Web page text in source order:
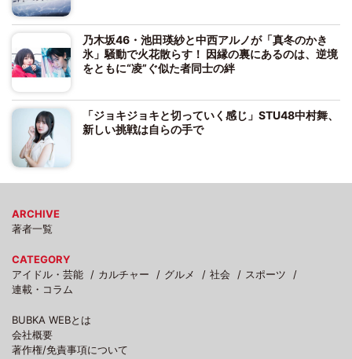
乃木坂46・池田瑛紗と中西アルノが「真冬のかき
氷」騒動で火花散らす！ 因縁の裏にあるのは、逆境
をともに“凌”ぐ似た者同士の絆
「ジョキジョキと切っていく感じ」STU48中村舞、
新しい挑戦は自らの手で
ARCHIVE
著者一覧
CATEGORY
アイドル・芸能
カルチャー グルメ 社会
スポーツ
連載・コラム
BUBKA WEBとは
会社概要
著作権/免責事項について